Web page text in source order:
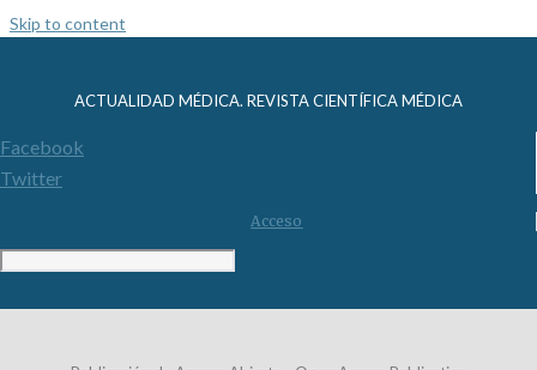
Skip to content
ACTUALIDAD MÉDICA. REVISTA CIENTÍFICA MÉDICA
Facebook
Twitter
Acceso